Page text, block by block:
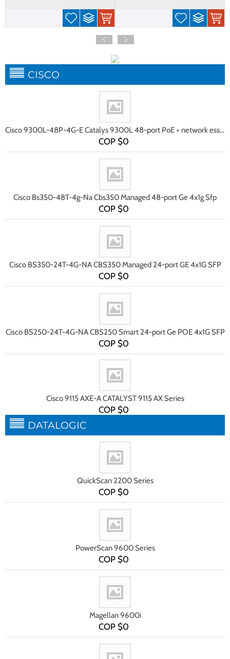
CISCO
Cisco 9300L-48P-4G-E Catalys 9300L 48-port PoE + network essentials 4x1G Uplink
COP $0
Cisco Bs350-48T-4g-Na Cbs350 Managed 48-port Ge 4x1g Sfp
COP $0
Cisco BS350-24T-4G-NA CBS350 Managed 24-port GE 4x1G SFP
COP $0
Cisco BS250-24T-4G-NA CBS250 Smart 24-port Ge POE 4x1G SFP
COP $0
Cisco 9115 AXE-A CATALYST 9115 AX Series
COP $0
DATALOGIC
QuickScan 2200 Series
COP $0
PowerScan 9600 Series
COP $0
Magellan 9600i
COP $0